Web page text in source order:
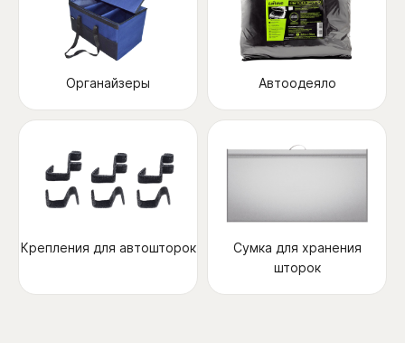
Органайзеры Автоодеяло
Крепления для автошторок
Сумка для хранения
шторок